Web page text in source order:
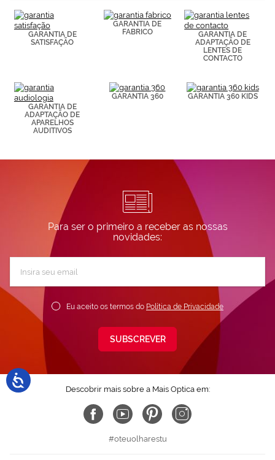
de páginas
visitadas).
Puedes
consultar más
Cookies.
GARANTIA DE
SATISFAÇÃO
GARANTIA DE
FABRICO
GARANTIA DE
ADAPTAÇÃO DE
LENTES DE
CONTACTO
GARANTIA DE
ADAPTAÇÃO DE
APARELHOS
AUDITIVOS
GARANTIA 360 GARANTIA 360 KIDS
Para ser o primeiro a receber as nossas
novidades:
Newsletter:
Eu aceito os termos do Política de Privacidade
SUBSCREVER
Descobrir mais sobre a Mais Optica em:
#oteuolharestu